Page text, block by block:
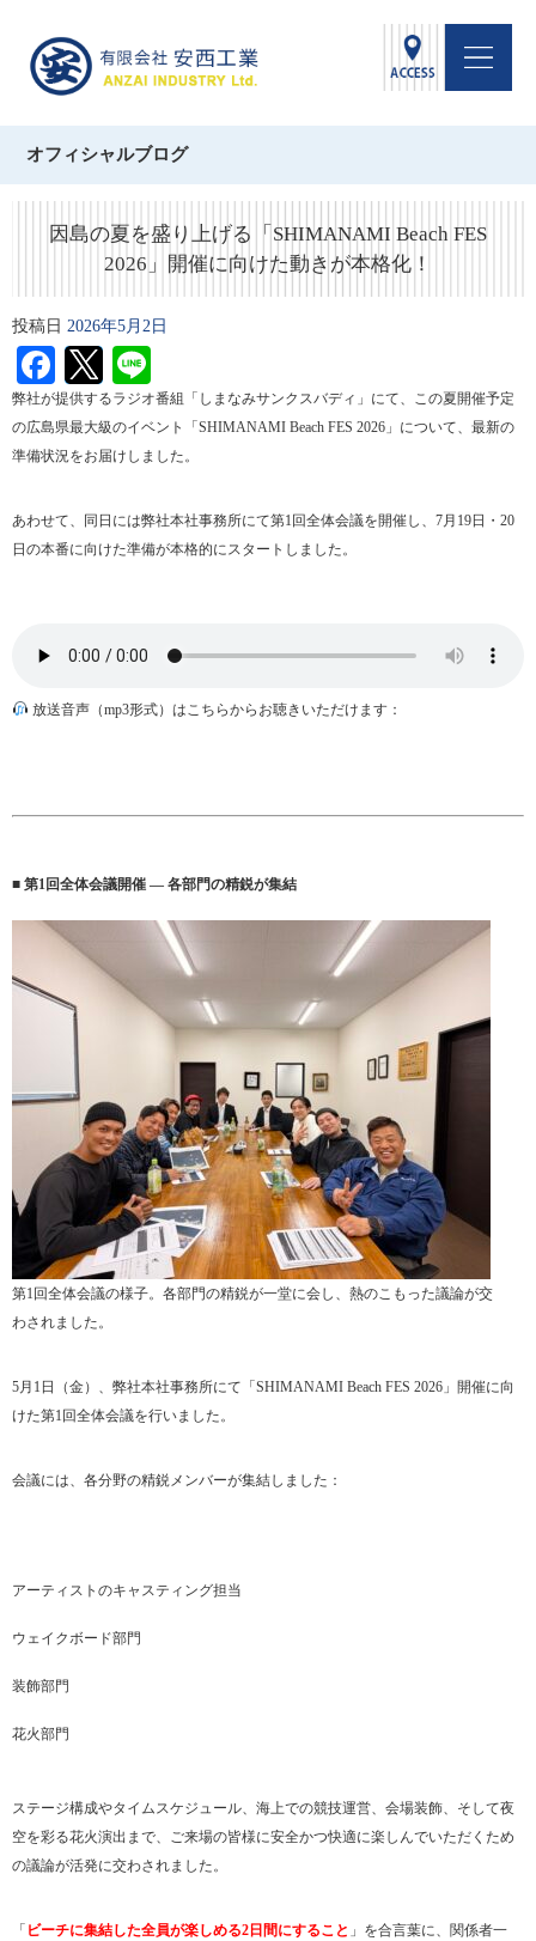
オフィシャルブログ
因島の夏を盛り上げる「SHIMANAMI Beach FES
2026」開催に向けた動きが本格化！
投稿日 2026年5月2日
Facebook
Twitter
弊社が提供するラジオ番組「しまなみサンクスバディ」にて、この夏開催予定
の広島県最大級のイベント「SHIMANAMI Beach FES 2026」について、最新の
準備状況をお届けしました。
あわせて、同日には弊社本社事務所にて第1回全体会議を開催し、7月19日・20
日の本番に向けた準備が本格的にスタートしました。
放送音声（mp3形式）はこちらからお聴きいただけます：
■ 第1回全体会議開催 ― 各部門の精鋭が集結
第1回全体会議の様子。各部門の精鋭が一堂に会し、熱のこもった議論が交
わされました。
5月1日（金）、弊社本社事務所にて「SHIMANAMI Beach FES 2026」開催に向
けた第1回全体会議を行いました。
会議には、各分野の精鋭メンバーが集結しました：
アーティストのキャスティング担当
ウェイクボード部門
装飾部門
花火部門
ステージ構成やタイムスケジュール、海上での競技運営、会場装飾、そして夜
空を彩る花火演出まで、ご来場の皆様に安全かつ快適に楽しんでいただくため
の議論が活発に交わされました。
「 ビーチに集結した全員が楽しめる2日間にすること 」を合言葉に、関係者一